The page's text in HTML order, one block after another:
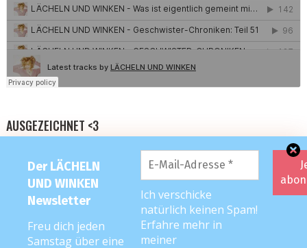
Der LÄCHELN
UND WINKEN
Newsletter
Freu dich jeden
Samstag über eine
Ich verschicke
natürlich keinen Spam!
Erfahre mehr in
meiner
AUSGEZEICHNET <3
LUW-SHOP
Hier geht’s zum LÄCHELN UND WINKEN-Spreadshirt-